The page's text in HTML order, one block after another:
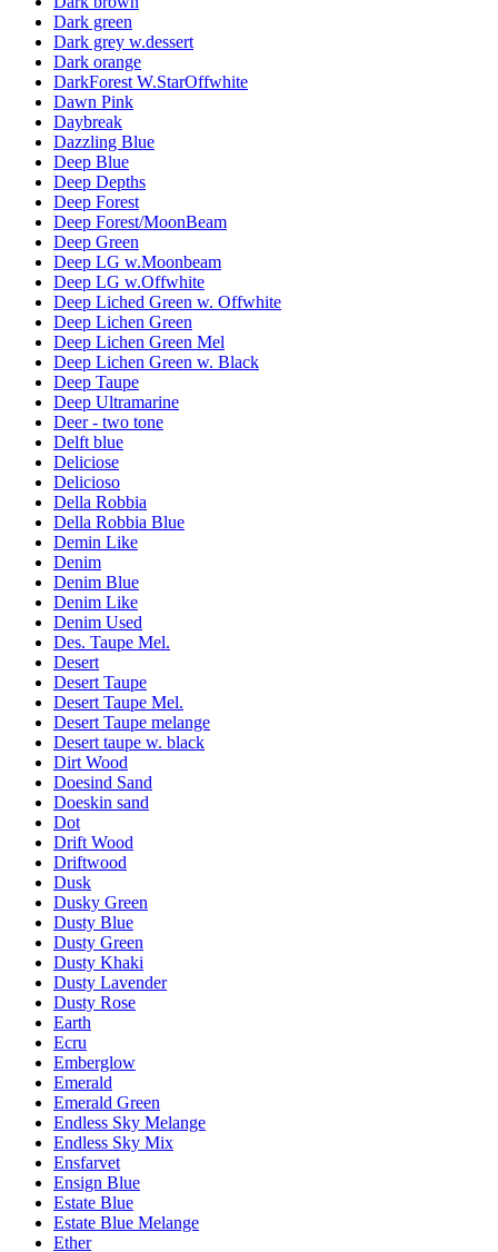
Dark green
Dark grey w.dessert
Dark orange
DarkForest W.StarOffwhite
Dawn Pink
Daybreak
Dazzling Blue
Deep Blue
Deep Depths
Deep Forest
Deep Forest/MoonBeam
Deep Green
Deep LG w.Moonbeam
Deep LG w.Offwhite
Deep Liched Green w. Offwhite
Deep Lichen Green
Deep Lichen Green Mel
Deep Lichen Green w. Black
Deep Taupe
Deep Ultramarine
Deer - two tone
Delft blue
Deliciose
Delicioso
Della Robbia
Della Robbia Blue
Demin Like
Denim
Denim Blue
Denim Like
Denim Used
Des. Taupe Mel.
Desert
Desert Taupe
Desert Taupe Mel.
Desert Taupe melange
Desert taupe w. black
Dirt Wood
Doesind Sand
Doeskin sand
Dot
Drift Wood
Driftwood
Dusk
Dusky Green
Dusty Blue
Dusty Green
Dusty Khaki
Dusty Lavender
Dusty Rose
Earth
Ecru
Emberglow
Emerald
Emerald Green
Endless Sky Melange
Endless Sky Mix
Ensfarvet
Ensign Blue
Estate Blue
Estate Blue Melange
Ether